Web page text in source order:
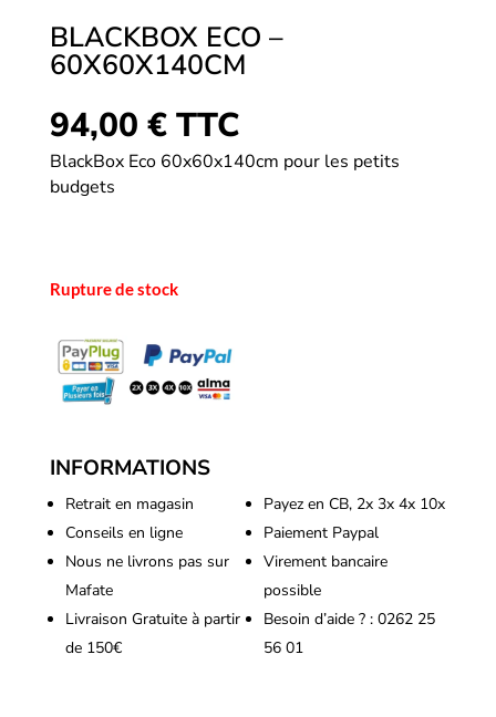
BLACKBOX ECO –
60X60X140CM
94,00 € TTC
BlackBox Eco 60x60x140cm pour les petits
budgets
Rupture de stock
INFORMATIONS
Retrait en magasin
Conseils en ligne
Nous ne livrons pas sur
Mafate
Livraison Gratuite à partir
de 150€
Payez en CB, 2x 3x 4x 10x
Paiement Paypal
Virement bancaire
possible
Besoin d’aide ? : 0262 25
56 01